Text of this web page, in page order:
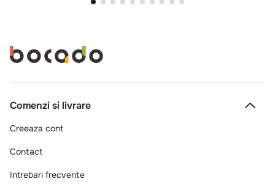
Comenzi si livrare
Creeaza cont
Contact
Intrebari frecvente